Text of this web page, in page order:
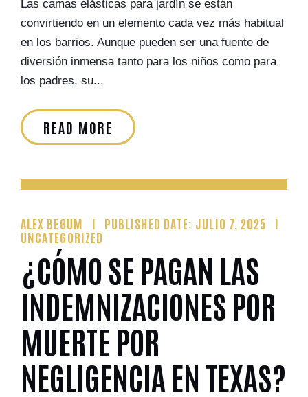
Las camas elásticas para jardín se están
convirtiendo en un elemento cada vez más habitual
en los barrios. Aunque pueden ser una fuente de
diversión inmensa tanto para los niños como para
los padres, su...
READ MORE
ALEX BEGUM
PUBLISHED DATE: JULIO 7, 2025
UNCATEGORIZED
¿CÓMO SE PAGAN LAS
INDEMNIZACIONES POR
MUERTE POR
NEGLIGENCIA EN TEXAS?